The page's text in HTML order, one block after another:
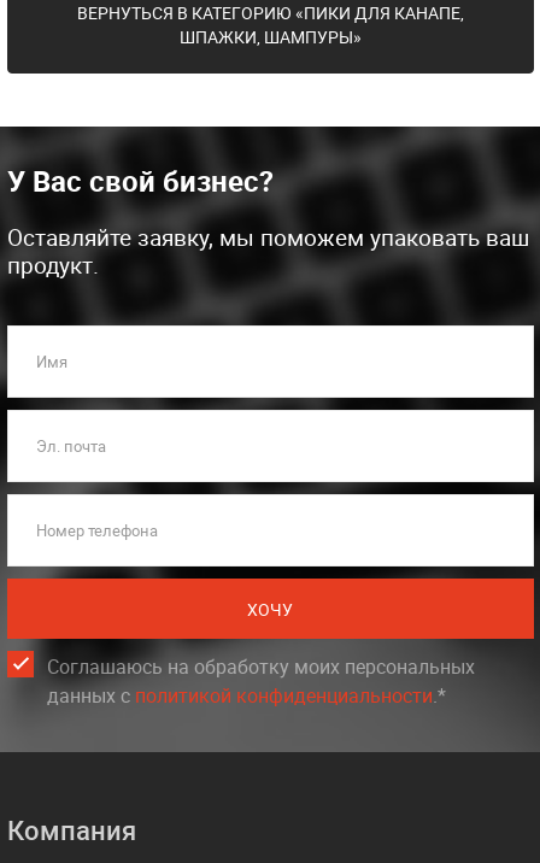
ВЕРНУТЬСЯ В КАТЕГОРИЮ «ПИКИ ДЛЯ КАНАПЕ,
ШПАЖКИ, ШАМПУРЫ»
У Вас свой бизнес?
Оставляйте заявку, мы поможем упаковать ваш
продукт.
Имя
Эл. почта
Номер телефона
ХОЧУ
Соглашаюсь на обработку моих персональных
данных c политикой конфиденциальности.*
Компания